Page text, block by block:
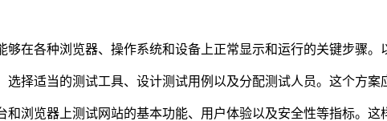
各种浏览器、操作系统和设备上正常显示和运行的关键步骤。
适当的测试工具、设计测试用例以及分配测试人员。这个方案
览器上测试网站的基本功能、用户体验以及安全性等指标。这